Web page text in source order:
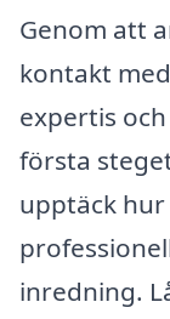
Genom att
kontakt
expertis
första
upptäck
inredning.